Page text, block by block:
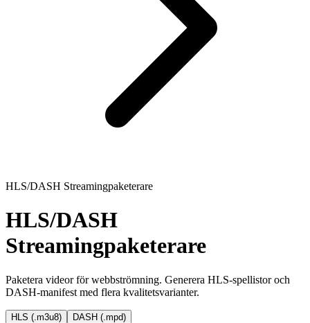
HLS/DASH Streamingpaketerare
HLS/DASH
Streamingpaketerare
Paketera videor för webbströmning. Generera HLS-spellistor och
DASH-manifest med flera kvalitetsvarianter.
HLS (.m3u8) DASH (.mpd)